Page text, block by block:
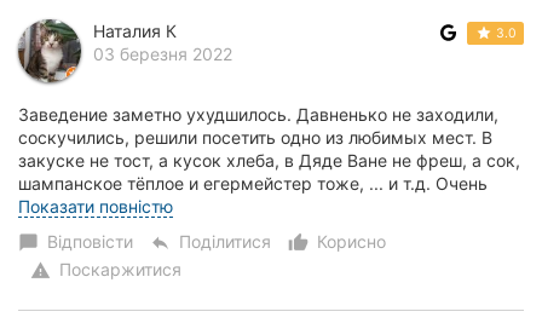
Наталия К
03 березня 2022
3.0
Заведение заметно ухудшилось. Давненько не заходили,
соскучились, решили посетить одно из любимых мест. В
закуске не тост, а кусок хлеба, в Дяде Ване не фреш, а сок,
шампанское тёплое и егермейстер тоже, ... и т.д. Очень
заметно, что претензии остали...
Показати повністю
chat_bubble Відповісти reply Поділитися thumb_up_alt
Корисно
warning Поскаржитися